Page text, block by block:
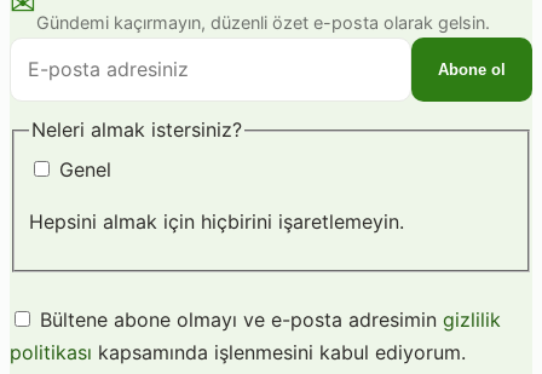
Gündemi kaçırmayın, düzenli özet e-posta olarak gelsin.
E-
posta
adresiniz
Abone ol
Neleri almak istersiniz?
Genel
Hepsini almak için hiçbirini işaretlemeyin.
Bültene abone olmayı ve e-posta adresimin gizlilik
politikası kapsamında işlenmesini kabul ediyorum.